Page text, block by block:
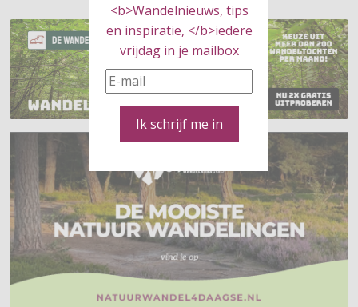
<b>Wandelnieuws, tips
en inspiratie, </b>iedere
vrijdag in je mailbox
Ik schrijf me in